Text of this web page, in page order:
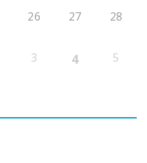
26 27 28
3 4 5